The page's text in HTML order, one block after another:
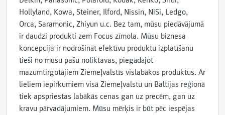
Hollyland, Kowa, Steiner, Ilford, Nissin, NiSi, Ledgo,
Orca, Saramonic, Zhiyun u.c. Bez tam, mūsu piedāvājumā
ir daudzi produkti zem Focus zīmola. Mūsu biznesa
koncepcija ir nodrošināt efektīvu produktu izplatīšanu
tieši no mūsu pašu noliktavas, piegādājot
mazumtirgotājiem Ziemeļvalstīs vislabākos produktus. Ar
lieliem iepirkumiem visā Ziemeļvalstu un Baltijas reģionā
tiek apspriestas labākās cenas gan uz precēm, gan uz
kravu pārvadājumiem. Mūsu mērķis ir būt pēc iespējas